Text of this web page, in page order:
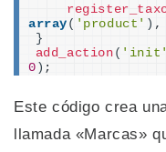
array ( 'product' ) ,
}
add_action ( 'init'
0 ) ;
Este código crea
llamada «Marcas»